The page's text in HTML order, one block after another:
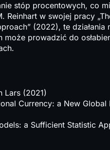
stóp procentowych, co
w swojej pracy
(2022), te działania
prowadzić do
Lars (2021)
Currency: a New Global
a Sufficient Statistic